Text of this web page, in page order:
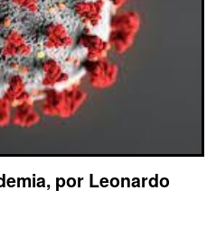
por Leonardo